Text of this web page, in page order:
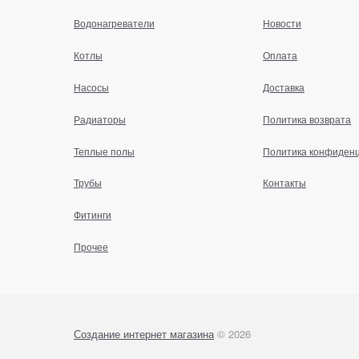
Водонагреватели
Котлы
Насосы
Радиаторы
Теплые полы
Трубы
Фитинги
Прочее
Новости
Оплата
Доставка
Политика возврата
Политика
Контакты
Создание интернет магазина © 2026